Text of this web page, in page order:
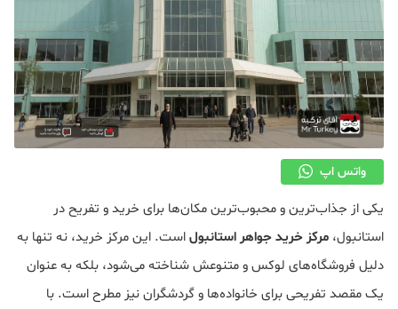
واتس اپ
یکی از جذاب‌ترین و محبوب‌ترین مکان‌ها برای خرید و تفریح در
استانبول، مرکز خرید جواهر استانبولاست. این مرکز خرید، نه تنها به
دلیل فروشگاه‌های لوکس و متنوعش شناخته می‌شود، بلکه به عنوان
یک مقصد تفریحی برای خانواده‌ها و گردشگران نیز مطرح است. با